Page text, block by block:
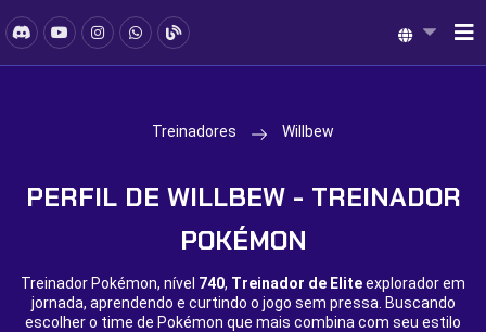
Treinadores Willbew
PERFIL DE WILLBEW - TREINADOR
POKÉMON
Treinador Pokémon, nível 740, Treinador de Eliteexplorador em
jornada, aprendendo e curtindo o jogo sem pressa. Buscando
escolher o time de Pokémon que mais combina com seu estilo